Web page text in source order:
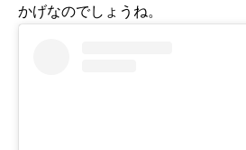
かげなのでしょうね。